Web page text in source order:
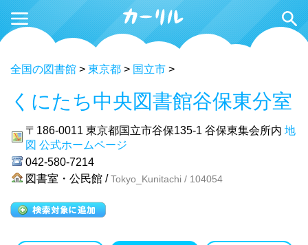
全国の図書館 > 東京都 > 国立市 >
くにたち中央図書館谷保東分室
〒186-0011 東京都国立市谷保135-1 谷保東集会所内 地
図 公式ホームページ
042-580-7214
図書室・公民館 / Tokyo_Kunitachi / 104054